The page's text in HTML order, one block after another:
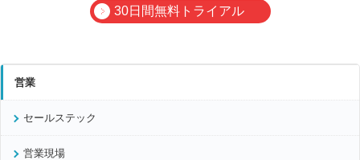
30日間無料トライアル
営業
セールステック
営業現場